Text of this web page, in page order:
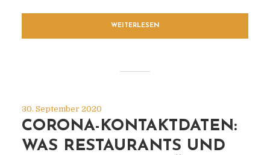
WEITERLESEN
30. September 2020
CORONA-KONTAKTDATEN:
WAS RESTAURANTS UND